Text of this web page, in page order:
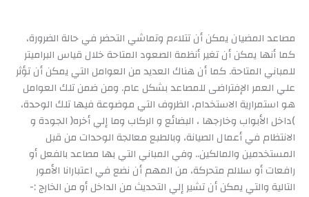
مصاعد المضيان يمكن أن تتلاءم وتماشي التحضر في حالة الضرورة،
كما أنها يمكن أن تغير أنظمة الصعود المتاحة خلال قياس البراميتر
للمباني المتاحة. كما أن هناك العديد من العوامل التي يمكن أن تؤثر
علي العمر الإفتراضى للمصاعد بشكل عام. ومن ضمن تلك العوامل
هو استمرارية الاستخدام، الظروف التي موضوعة فيها تلك الوحدة،
)داخل الأبواب وخارجها ، البضائع و الركاب وما إلي أخره( الجودة و
الانتظام في أعمال الصيانة، وبالطبع معالجة الوحدات من قبل
المستخدمين والمالكين.. وفي المباني التي بها مصاعد بالفعل أو
رافعات أو سلالم متحركة، من المهم أن نضع في اعتبارانا الأمور
التالية والتي يمكن أن تشير إلي التحديث من الداخل أو من الخارج :-